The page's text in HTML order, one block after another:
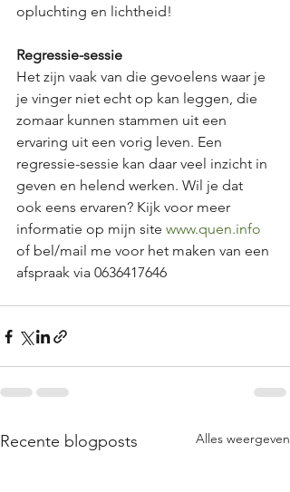
opluchting en lichtheid!
Regressie-sessie
Het zijn vaak van die gevoelens waar je
je vinger niet echt op kan leggen, die
zomaar kunnen stammen uit een
ervaring uit een vorig leven. Een
regressie-sessie kan daar veel inzicht in
geven en helend werken. Wil je dat
ook eens ervaren? Kijk voor meer
informatie op mijn site www.quen.info
of bel/mail me voor het maken van een
afspraak via 0636417646
Recente blogposts Alles weergeven